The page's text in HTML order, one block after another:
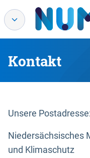
Kontakt
Unsere Postadresse:
Niedersächsisches
und Klimaschutz